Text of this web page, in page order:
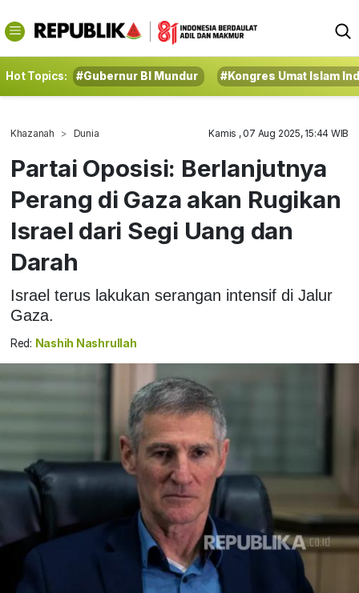
Hot Topics: #Gubernur BI Mundur #Kongres Umat Islam
Khazanah Dunia Kamis , 07 Aug 2025, 15:44 WIB
Partai Oposisi: Berlanjutnya
Perang di Gaza akan Rugikan
Israel dari Segi Uang dan
Darah
Israel terus lakukan serangan intensif di Jalur
Gaza.
Red: Nashih Nashrullah